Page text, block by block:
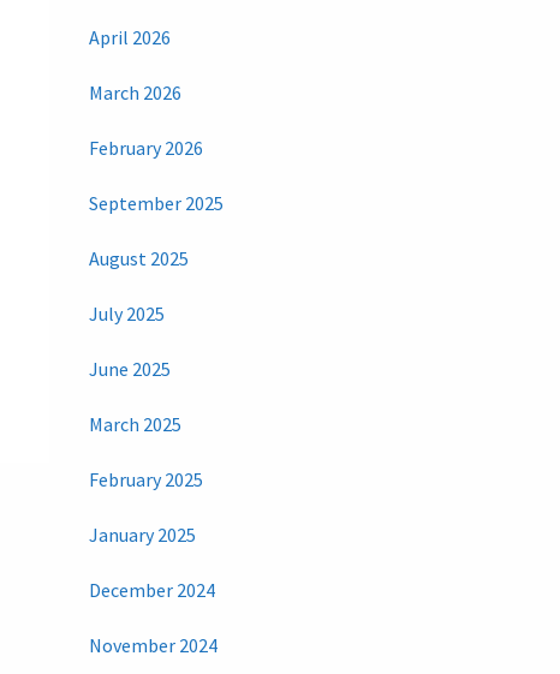
April 2026
March 2026
February 2026
September 2025
August 2025
July 2025
June 2025
March 2025
February 2025
January 2025
December 2024
November 2024